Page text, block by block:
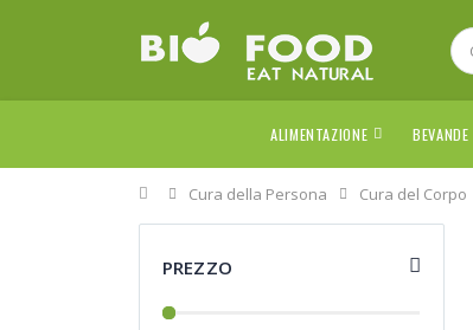
ALIMENTAZIONE BEVANDE
Home
Cura della Persona Cura del Corpo
PREZZO